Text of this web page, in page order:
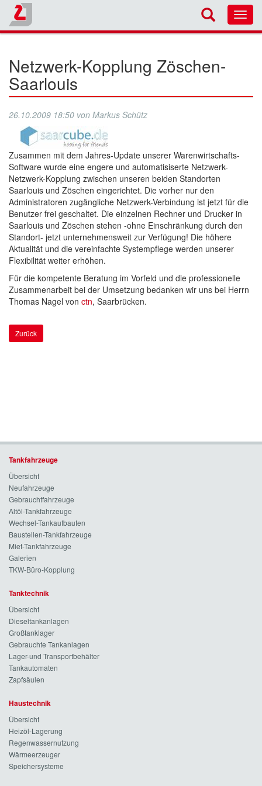
Netzwerk-Kopplung Zöschen-
Saarlouis
26.10.2009 18:50 von Markus Schütz
Zusammen mit dem Jahres-Update unserer Warenwirtschafts-
Software wurde eine engere und automatisiserte Netzwerk-
Netzwerk-Kopplung zwischen unseren beiden Standorten
Saarlouis und Zöschen eingerichtet. Die vorher nur den
Administratoren zugängliche Netzwerk-Verbindung ist jetzt für die
Benutzer frei geschaltet. Die einzelnen Rechner und Drucker in
Saarlouis und Zöschen stehen -ohne Einschränkung durch den
Standort- jetzt unternehmensweit zur Verfügung! Die höhere
Aktualität und die vereinfachte Systempflege werden unserer
Flexibilität weiter erhöhen.
Für die kompetente Beratung im Vorfeld und die professionelle
Zusammenarbeit bei der Umsetzung bedanken wir uns bei Herrn
Thomas Nagel von ctn, Saarbrücken.
Zurück
Tankfahrzeuge
Übersicht
Neufahrzeuge
Gebrauchtfahrzeuge
Altöl-Tankfahrzeuge
Wechsel-Tankaufbauten
Baustellen-Tankfahrzeuge
Miet-Tankfahrzeuge
Galerien
TKW-Büro-Kopplung
Tanktechnik
Übersicht
Dieseltankanlagen
Großtanklager
Gebrauchte Tankanlagen
Lager-und Transportbehälter
Tankautomaten
Zapfsäulen
Haustechnik
Übersicht
Heizöl-Lagerung
Regenwassernutzung
Wärmeerzeuger
Speichersysteme